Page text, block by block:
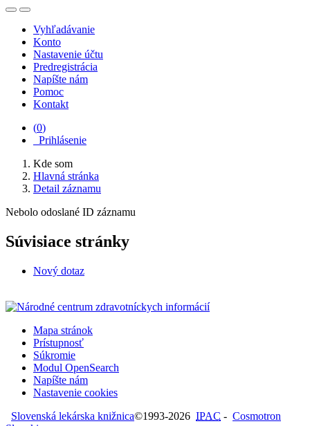
Vyhľadávanie
Konto
Nastavenie účtu
Predregistrácia
Napíšte nám
Pomoc
Kontakt
(0)
Prihlásenie
Kde som
Hlavná stránka
Detail záznamu
Nebolo odoslané ID záznamu
Súvisiace stránky
Nový dotaz
Mapa stránok
Prístupnosť
Súkromie
Modul OpenSearch
Napíšte nám
Nastavenie cookies
Slovenská lekárska knižnica©1993-2026 IPAC - Cosmotron